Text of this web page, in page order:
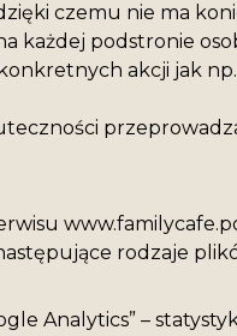
czemu nie ma
każdej podstronie
akcji jak np.
rodzaje
Analytics” –